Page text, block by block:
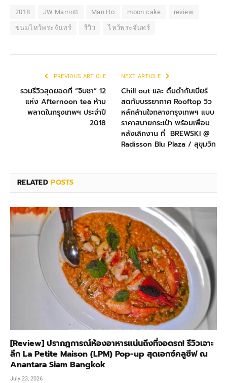
2018 JW Marriott Man Ho moon cake review
ขนมไหว้พระจันทร์ รีวิว ไหว้พระจันทร์
PREVIOUS ARTICLE
รวมรีวิวสุดยอดที่ “จิบชา” 12
แห่ง Afternoon tea ห้าม
พลาดในกรุงเทพฯ ประจำปี
2018
NEXT ARTICLE
Chill out และ ดื่มด่ำกับเบียร์
สดกับบรรยากาศ Rooftop วิว
หลักล้านใจกลางกรุงเทพฯ แบบ
ราคาสบายกระเป๋า พร้อมเพื่อน
หลังเลิกงาน ที่ BREWSKI @
Radisson Blu Plaza / สุขุมวิท
RELATEDPOSTS
[Review] ปรากฏการณ์ห้องอาหารแน่นถึงที่จอดรถ! รีวิวเจาะ
ลึก La Petite Maison (LPM) Pop-up สุดเอกซ์คลูซีฟ ณ
Anantara Siam Bangkok
July 23, 2026